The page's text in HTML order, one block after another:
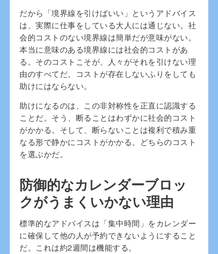
だから「境界線を引けばいい」というアドバイス
は、実際に仕事をしている大人には通じない。社
会的コストのない境界線は簡単だが意味がない。
本当に意味のある境界線には社会的コストがあ
る。そのコストこそが、人々がそれを引けない理
由のすべてだ。コストが存在しないふりをしても
助けにはならない。
助けになるのは、この非対称性を正直に認識する
ことだ。そう、断ることはわずかに社会的コスト
がかかる。そして、断らないことは複利で積み重
なる形で静かにコストがかかる。どちらのコスト
を選ぶかだ。
防御的なカレンダーブロッ
クがうまくいかない理由
標準的なアドバイスは「集中時間」をカレンダー
に確保して他の人が予約できないようにすること
だ。これは約2週間は機能する。